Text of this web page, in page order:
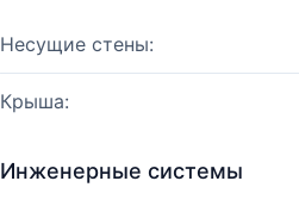
Несущие стены:
Крыша:
Инженерные системы